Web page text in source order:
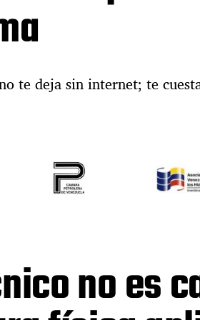
te deja sin internet; te
no es